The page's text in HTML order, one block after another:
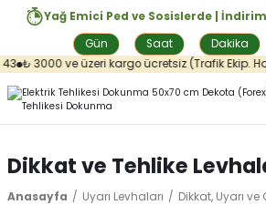
Yağ Emici Ped ve Sosislerde | İndirim
Gün
Saat Dakika
₺ 3000 ve üzeri kargo ücretsiz (Trafik Ekip.
Dikkat ve Tehlike
Anasayfa Uyarı Levhaları Dikkat, Uyarı ve